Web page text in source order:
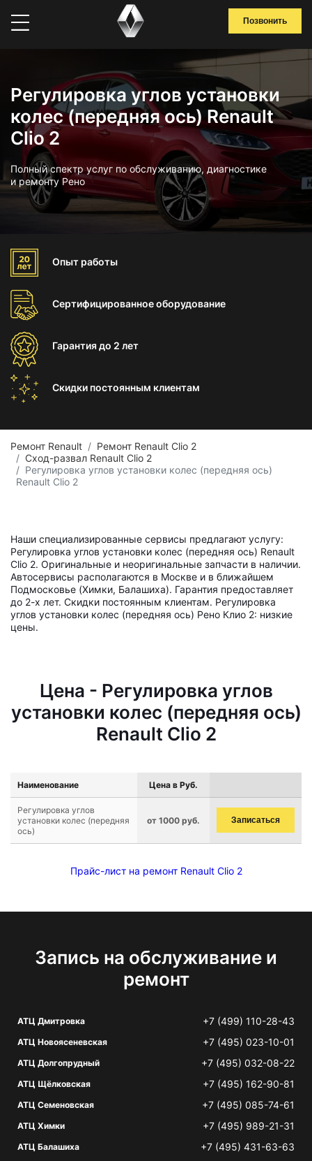
Позвонить
Регулировка углов установки
колес (передняя ось) Renault
Clio 2
Полный спектр услуг по обслуживанию, диагностике
и ремонту Рено
Опыт работы
Сертифицированноеоборудование
Гарантиядо 2 лет
Скидки постоянным клиентам
Ремонт Renault
Ремонт Renault Clio 2
Сход-развал Renault Clio 2
Регулировка углов установки колес (передняя ось)
Renault Clio 2
Наши специализированные сервисы предлагают услугу:
Регулировка углов установки колес (передняя ось) Renault
Clio 2. Оригинальные и неоригинальные запчасти в наличии.
Автосервисы располагаются в Москве и в ближайшем
Подмосковье (Химки, Балашиха). Гарантия предоставляет
до 2-х лет. Скидки постоянным клиентам. Регулировка
углов установки колес (передняя ось) Рено Клио 2: низкие
цены.
Цена - Регулировка углов
установки колес (передняя ось)
Renault Clio 2
Наименование Цена в Руб.
Регулировка углов
установки колес (передняя
ось)
от 1000 руб. Записаться
Прайс-лист на ремонт Renault Clio 2
Запись на обслуживание и
ремонт
АТЦ Дмитровка +7 (499) 110-28-43
АТЦ Новоясеневская +7 (495) 023-10-01
АТЦ Долгопрудный +7 (495) 032-08-22
АТЦ Щёлковская +7 (495) 162-90-81
АТЦ Семеновская +7 (495) 085-74-61
АТЦ Химки +7 (495) 989-21-31
АТЦ Балашиха +7 (495) 431-63-63